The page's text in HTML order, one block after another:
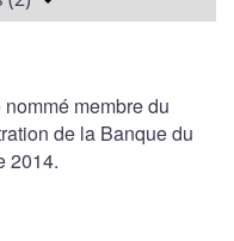
membre du
de la Banque du
2014.